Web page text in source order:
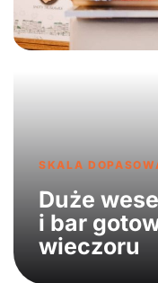
SKALA
Duże
i bar
wieczoru